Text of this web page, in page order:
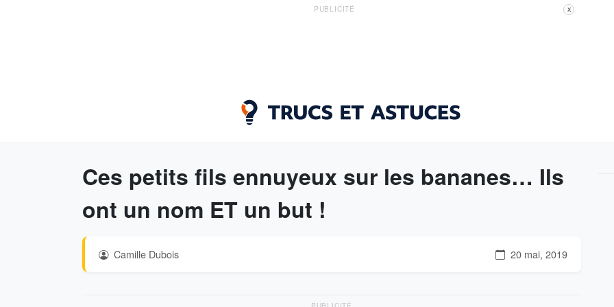
PUBLICITÉ X
Ces petits fils ennuyeux sur les bananes… Ils
ont un nom ET un but !
Camille Dubois 20 mai, 2019